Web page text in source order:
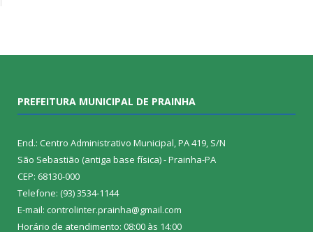
PREFEITURA MUNICIPAL DE PRAINHA
End.: Centro Administrativo Municipal, PA 419, S/N
São Sebastião (antiga base física) - Prainha-PA
CEP: 68130-000
Telefone: (93) 3534-1144
E-mail: controlinter.prainha@gmail.com
Horário de atendimento: 08:00 às 14:00